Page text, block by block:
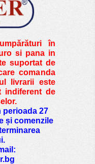
în
si pana in
suportat de
comanda
livrarii este
indiferent de
27
și comenzile